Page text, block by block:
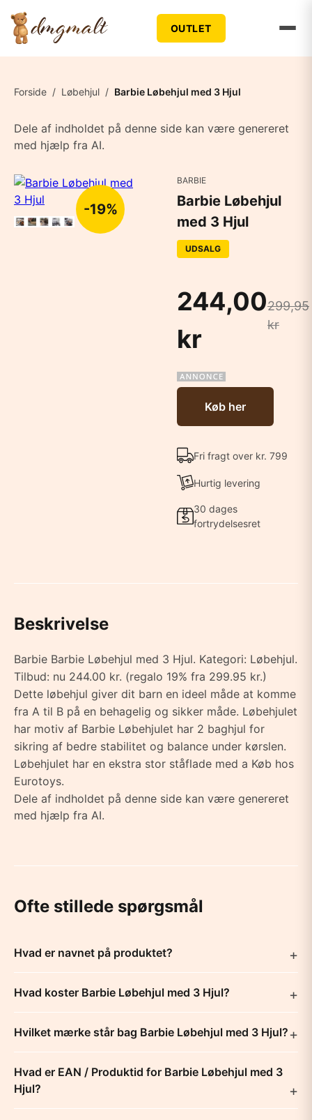
OUTLET
Forside / Løbehjul / Barbie Løbehjul med 3 Hjul
Dele af indholdet på denne side kan være genereret
med hjælp fra AI.
-19%
BARBIE
Barbie Løbehjul
med 3 Hjul
UDSALG
244,00
kr
299,95
kr
Køb her
Fri fragt over kr. 799
Hurtig levering
30 dages
fortrydelsesret
Beskrivelse
Barbie Barbie Løbehjul med 3 Hjul. Kategori: Løbehjul.
Tilbud: nu 244.00 kr. (regalo 19% fra 299.95 kr.)
Dette løbehjul giver dit barn en ideel måde at komme
fra A til B på en behagelig og sikker måde. Løbehjulet
har motiv af Barbie Løbehjulet har 2 baghjul for
sikring af bedre stabilitet og balance under kørslen.
Løbehjulet har en ekstra stor ståflade med a Køb hos
Eurotoys.
Dele af indholdet på denne side kan være genereret
med hjælp fra AI.
Ofte stillede spørgsmål
Hvad er navnet på produktet?
Hvad koster Barbie Løbehjul med 3 Hjul?
Hvilket mærke står bag Barbie Løbehjul med 3 Hjul?
Hvad er EAN / Produktid for Barbie Løbehjul med 3
Hjul?